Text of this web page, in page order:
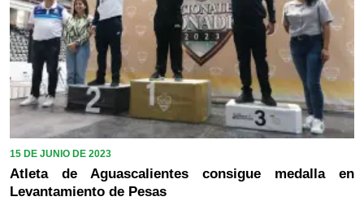
15 DE JUNIO DE 2023
Atleta de Aguascalientes consigue medalla en
Levantamiento de Pesas